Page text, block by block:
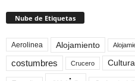
Nube de Etiquetas
Aerolinea Alojamiento
costumbres Crucero Cultura